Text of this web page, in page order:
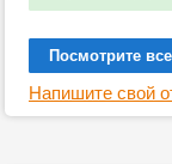
Посмотрите
Напишите свой